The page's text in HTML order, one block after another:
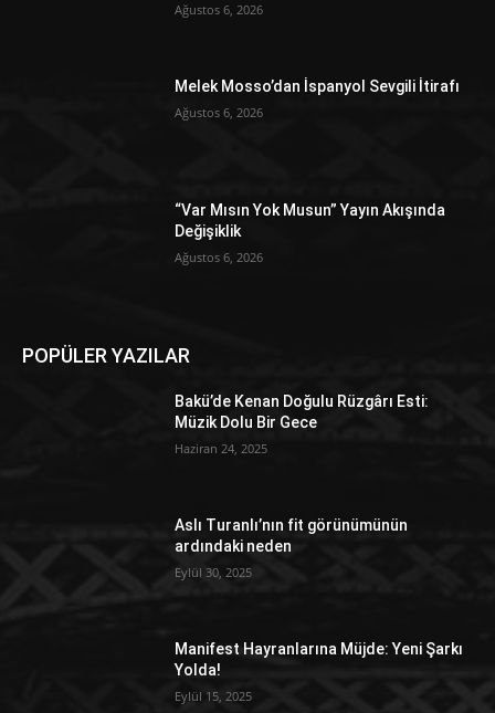
Ağustos 6, 2026
Melek Mosso’dan İspanyol Sevgili İtirafı
Ağustos 6, 2026
“Var Mısın Yok Musun” Yayın Akışında
Değişiklik
Ağustos 6, 2026
POPÜLER YAZILAR
Bakü’de Kenan Doğulu Rüzgârı Esti:
Müzik Dolu Bir Gece
Haziran 24, 2025
Aslı Turanlı’nın fit görünümünün
ardındaki neden
Eylül 30, 2025
Manifest Hayranlarına Müjde: Yeni Şarkı
Yolda!
Eylül 15, 2025